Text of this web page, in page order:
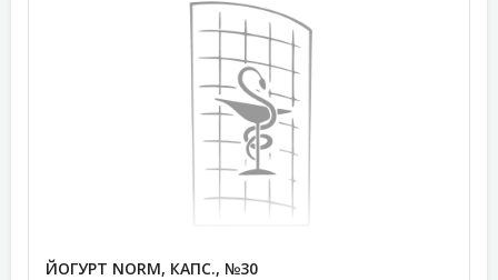
ЙОГУРТ NORM, КАПС., №30